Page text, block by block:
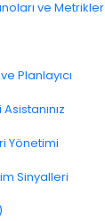
Anketleri
Geri Bildirim
Bazlı Geri Bildirim
Performans
Aktarma
ve Metrikler
ve Yönetimi
Planlayıcı
Yönetimi
Veriler
Sinyalleri